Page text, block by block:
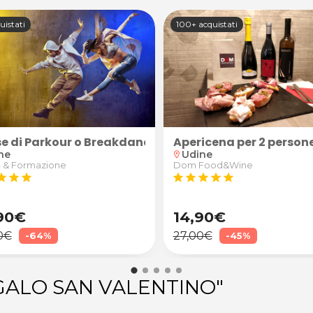
schiena, cervicale, spalle e arti inferiori con
di Parkour o Breakdance
& Formazione
star star
-64%
100+ acquistati
Apericena per 2
location_on Udine
Dom Food&Wine
star star star star star
14,90€
27,00€ -45%
SAN VALENTINO"